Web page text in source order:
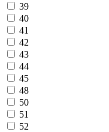
39
40
41
42
43
44
45
48
50
51
52